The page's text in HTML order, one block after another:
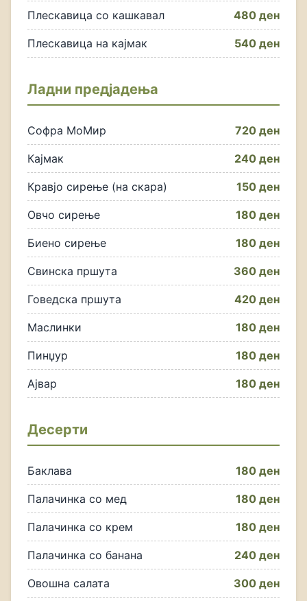
Плескавица со кашкавал 480 ден
Плескавица на кајмак 540 ден
Ладни предјадења
Софра МоМир 720 ден
Кајмак 240 ден
Кравјо сирење (на скара) 150 ден
Овчо сирење 180 ден
Биено сирење 180 ден
Свинска пршута 360 ден
Говедска пршута 420 ден
Маслинки 180 ден
Пинџур 180 ден
Ајвар 180 ден
Десерти
Баклава 180 ден
Палачинка со мед 180 ден
Палачинка со крем 180 ден
Палачинка со банана 240 ден
Овошна салата 300 ден